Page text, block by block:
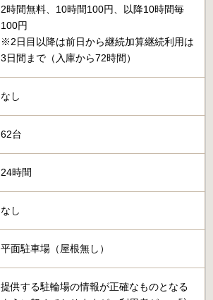
2時間無料、10時間100円、以降10時間毎
100円
※2日目以降は前日から継続加算継続利用は
3日間まで（入庫から72時間）
なし
62台
24時間
なし
平面駐車場（屋根無し）
提供する駐輪場の情報が正確なものとなる